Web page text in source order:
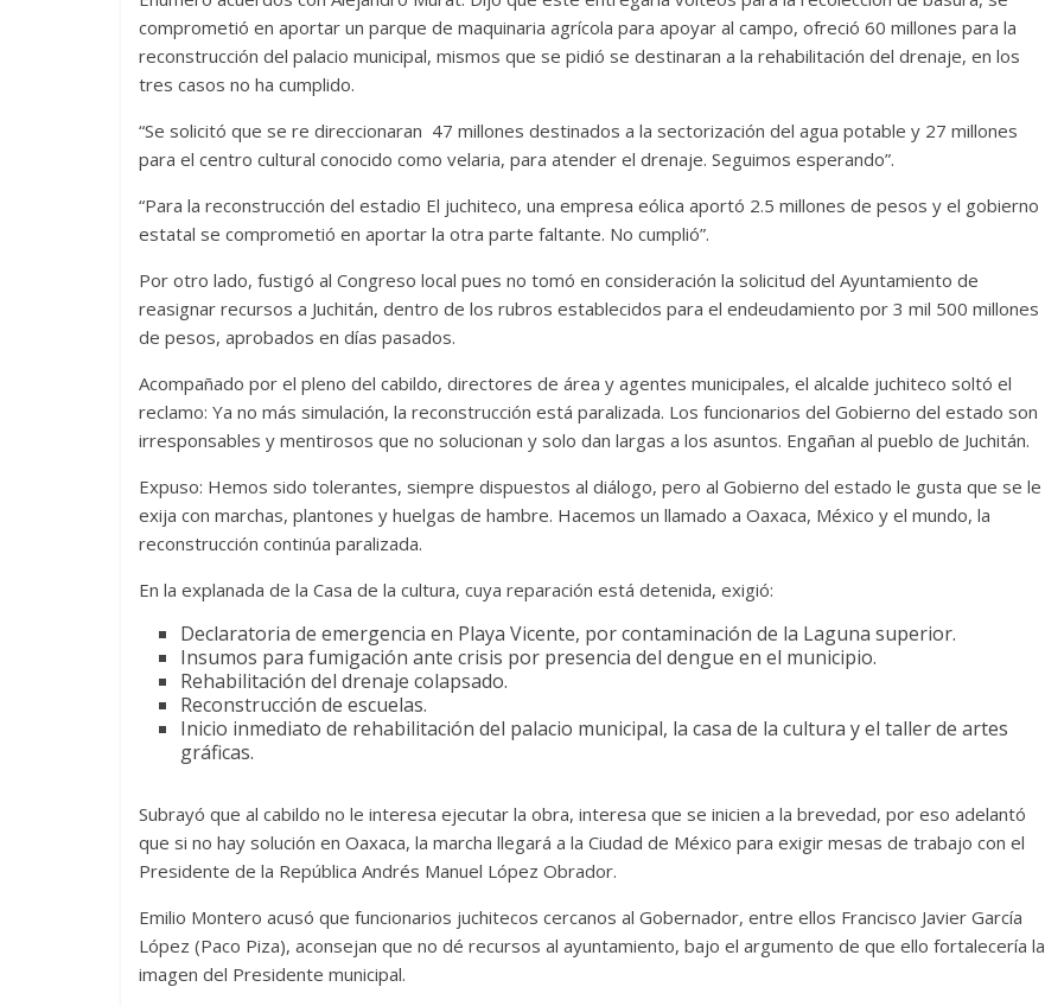
comprometió en aportar un parque de maquinaria agrícola para apoyar al campo, ofreció 60 millones para la
reconstrucción del palacio municipal, mismos que se pidió se destinaran a la rehabilitación del drenaje, en los
tres casos no ha cumplido.
“Se solicitó que se re direccionaran 47 millones destinados a la sectorización del agua potable y 27 millones
para el centro cultural conocido como velaria, para atender el drenaje. Seguimos esperando”.
“Para la reconstrucción del estadio El juchiteco, una empresa eólica aportó 2.5 millones de pesos y el gobierno
estatal se comprometió en aportar la otra parte faltante. No cumplió”.
Por otro lado, fustigó al Congreso local pues no tomó en consideración la solicitud del Ayuntamiento de
reasignar recursos a Juchitán, dentro de los rubros establecidos para el endeudamiento por 3 mil 500 millones
de pesos, aprobados en días pasados.
Acompañado por el pleno del cabildo, directores de área y agentes municipales, el alcalde juchiteco soltó el
reclamo: Ya no más simulación, la reconstrucción está paralizada. Los funcionarios del Gobierno del estado son
irresponsables y mentirosos que no solucionan y solo dan largas a los asuntos. Engañan al pueblo de Juchitán.
Expuso: Hemos sido tolerantes, siempre dispuestos al diálogo, pero al Gobierno del estado le gusta que se le
exija con marchas, plantones y huelgas de hambre. Hacemos un llamado a Oaxaca, México y el mundo, la
reconstrucción continúa paralizada.
En la explanada de la Casa de la cultura, cuya reparación está detenida, exigió:
Declaratoria de emergencia en Playa Vicente, por contaminación de la Laguna superior.
Insumos para fumigación ante crisis por presencia del dengue en el municipio.
Rehabilitación del drenaje colapsado.
Reconstrucción de escuelas.
Inicio inmediato de rehabilitación del palacio municipal, la casa de la cultura y el taller de artes
gráficas.
Subrayó que al cabildo no le interesa ejecutar la obra, interesa que se inicien a la brevedad, por eso adelantó
que si no hay solución en Oaxaca, la marcha llegará a la Ciudad de México para exigir mesas de trabajo con el
Presidente de la República Andrés Manuel López Obrador.
Emilio Montero acusó que funcionarios juchitecos cercanos al Gobernador, entre ellos Francisco Javier García
López (Paco Piza), aconsejan que no dé recursos al ayuntamiento, bajo el argumento de que ello fortalecería la
imagen del Presidente municipal.